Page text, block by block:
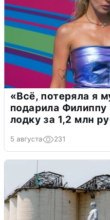
«Всё, потеряла я
подарила
лодку за 1,2 млн
5 августа 231